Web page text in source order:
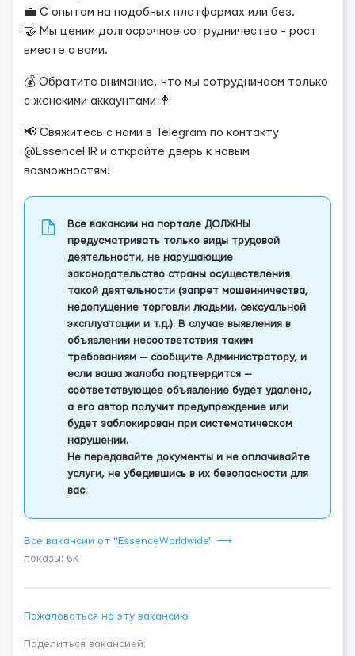
💼 С опытом на подобных платформах или без.
🤝 Мы ценим долгосрочное сотрудничество - рост
вместе с вами.
💰 Обратите внимание, что мы сотрудничаем только
с женскими аккаунтами 👩
📢 Свяжитесь с нами в Telegram по контакту
@EssenceHR и откройте дверь к новым
возможностям!
Все вакансии на портале ДОЛЖНЫ
предусматривать только виды трудовой
деятельности, не нарушающие
законодательство страны осуществления
такой деятельности (запрет мошенничества,
недопущение торговли людьми, сексуальной
эксплуатации и т.д.). В случае выявления в
объявлении несоответствия таким
требованиям — сообщите Администратору, и
если ваша жалоба подтвердится —
соответствующее объявление будет удалено,
а его автор получит предупреждение или
будет заблокирован при систематическом
нарушении.
Не передавайте документы и не оплачивайте
услуги, не убедившись в их безопасности для
вас.
Все вакансии от "EssenceWorldwide" ⟶
показы: 6K
Пожаловаться на эту вакансию
Поделиться вакансией: